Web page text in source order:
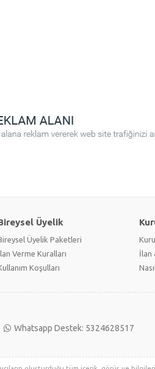
Üyelik
Üyelik Paketleri
Verme Kuralları
Koşulları
İlan
Whatsapp Destek: 5324628517